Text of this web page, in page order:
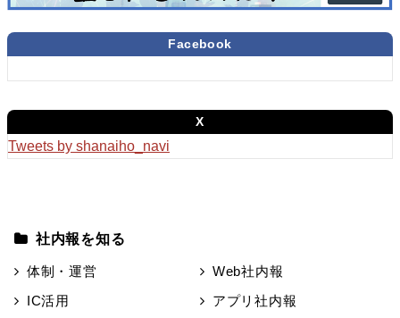
Facebook
X
Tweets by shanaiho_navi
社内報を知る
体制・運営
IC活用
Web社内報
アプリ社内報